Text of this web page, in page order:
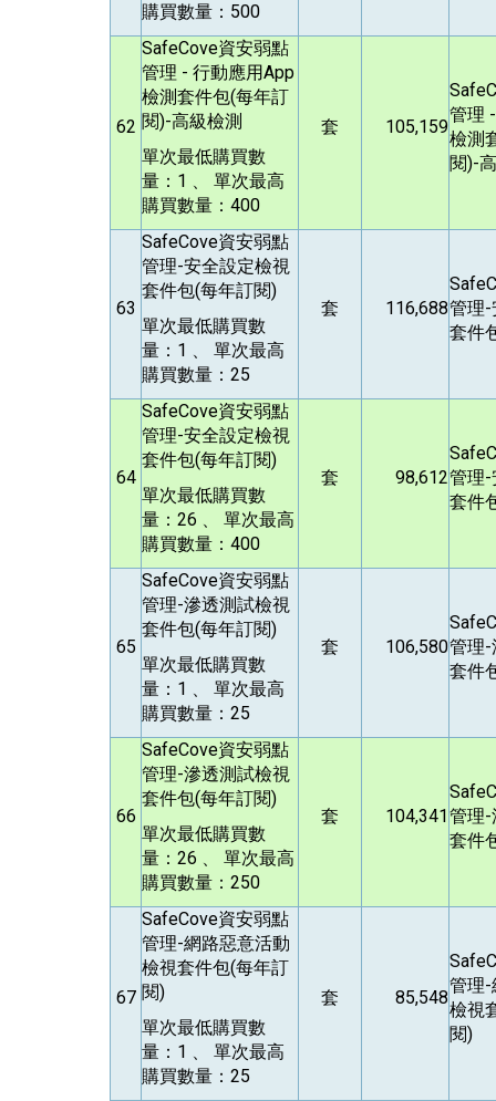
購買數量：500
62
SafeCove資安弱點
管理 - 行動應用App
檢測套件包(每年訂
閱)-高級檢測
單次最低購買數
量：1 、 單次最高
購買數量：400
套 105,159
管理
檢測
閱)-
63
SafeCove資安弱點
管理-安全設定檢視
套件包(每年訂閱)
單次最低購買數
量：1 、 單次最高
購買數量：25
套 116,688管理-
套件
64
SafeCove資安弱點
管理-安全設定檢視
套件包(每年訂閱)
單次最低購買數
量：26 、 單次最高
購買數量：400
套 98,612管理-
套件
65
SafeCove資安弱點
管理-滲透測試檢視
套件包(每年訂閱)
單次最低購買數
量：1 、 單次最高
購買數量：25
套 106,580管理-
套件
66
SafeCove資安弱點
管理-滲透測試檢視
套件包(每年訂閱)
單次最低購買數
量：26 、 單次最高
購買數量：250
套 104,341 管理-
套件
67
SafeCove資安弱點
管理-網路惡意活動
檢視套件包(每年訂
閱)
單次最低購買數
量：1 、 單次最高
購買數量：25
套 85,548
管理-
檢視
閱)